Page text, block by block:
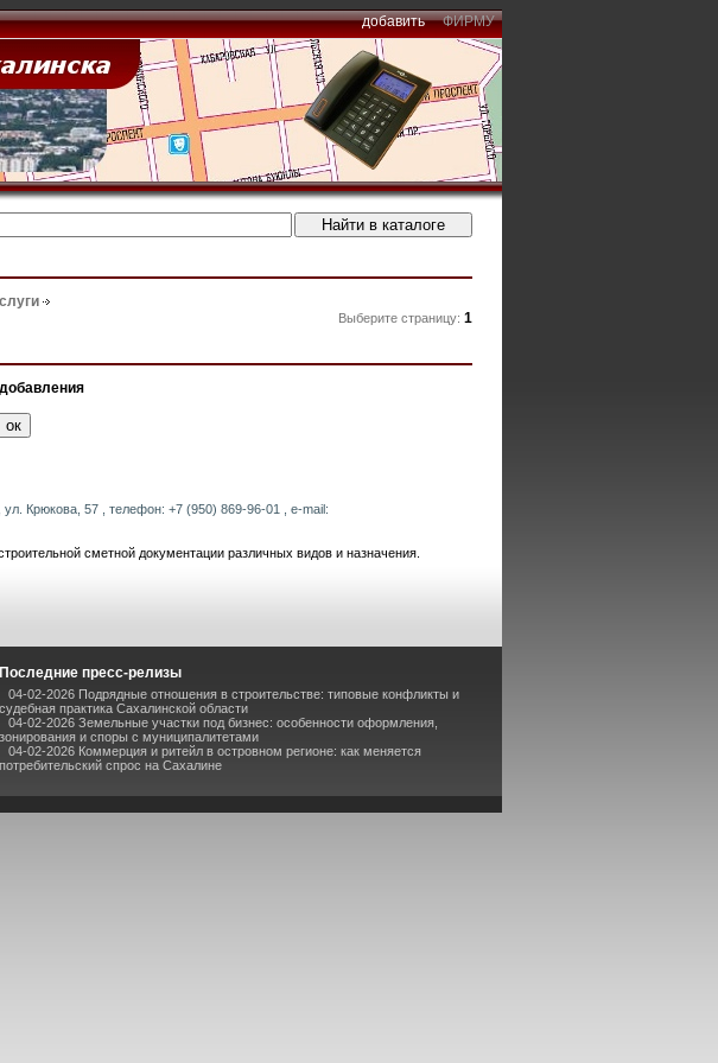
добавить ФИРМУ
Выберите страницу: 1
Крюкова, 57 , телефон: +7 (950) 869-96-01 , e-mail:
сметной документации различных видов и назначения.
Последние пресс-релизы
04-02-2026 Подрядные отношения в строительстве: типовые конфликты и
судебная практика Сахалинской области
04-02-2026 Земельные участки под бизнес: особенности оформления,
зонирования и споры с муниципалитетами
04-02-2026 Коммерция и ритейл в островном регионе: как меняется
потребительский спрос на Сахалине